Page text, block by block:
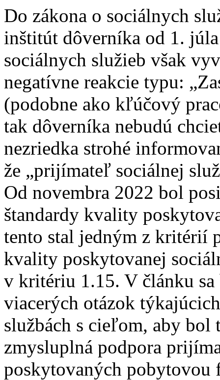
Do zákona o sociálnych
inštitút dôverníka od 1.
sociálnych služieb však
negatívne reakcie typu:
(podobne ako kľúčový
tak dôverníka nebudú
nezriedka strohé
že „prijímateľ sociálnej
Od novembra 2022 bol
štandardy kvality
tento stal jedným z kritérií
kvality poskytovanej
v kritériu 1.15. V článku sa
viacerých otázok
službách s cieľom, aby
zmysluplná podpora
poskytovaných pobytovou